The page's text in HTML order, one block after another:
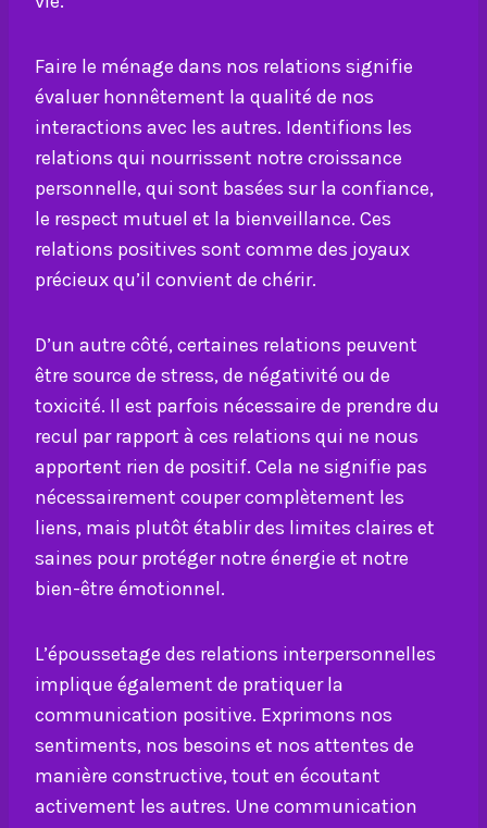
Faire le ménage dans nos relations signifie
évaluer honnêtement la qualité de nos
interactions avec les autres. Identifions les
relations qui nourrissent notre croissance
personnelle, qui sont basées sur la confiance,
le respect mutuel et la bienveillance. Ces
relations positives sont comme des joyaux
précieux qu’il convient de chérir.
D’un autre côté, certaines relations peuvent
être source de stress, de négativité ou de
toxicité. Il est parfois nécessaire de prendre du
recul par rapport à ces relations qui ne nous
apportent rien de positif. Cela ne signifie pas
nécessairement couper complètement les
liens, mais plutôt établir des limites claires et
saines pour protéger notre énergie et notre
bien-être émotionnel.
L’époussetage des relations interpersonnelles
implique également de pratiquer la
communication positive. Exprimons nos
sentiments, nos besoins et nos attentes de
manière constructive, tout en écoutant
activement les autres. Une communication